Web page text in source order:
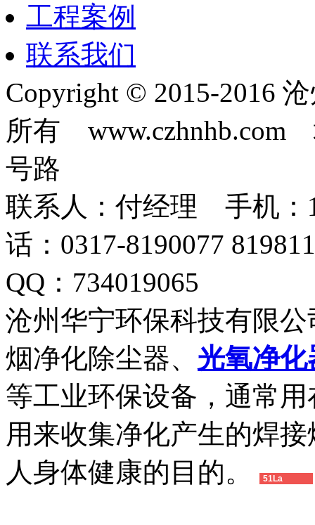
工程案例
联系我们
Copyright © 2015-2016
所有 www.czhnhb.com
号路
联系人：付经理 手机：
话：0317-8190077
QQ：734019065
沧州华宁环保科技有限
烟净化除尘器、 光氧净化
等工业环保设备，通常
用来收集净化产生的焊
人身体健康的目的。
51La